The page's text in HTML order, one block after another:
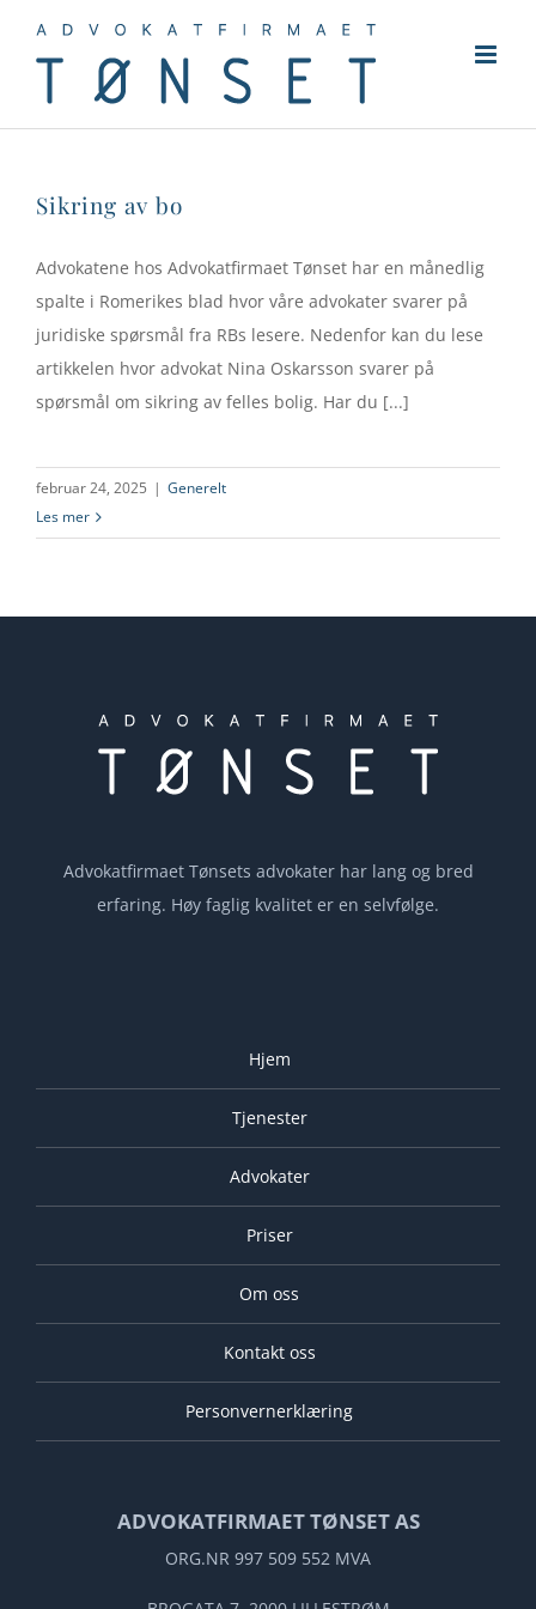
Sikring av bo
Advokatene hos Advokatfirmaet Tønset har en månedlig
spalte i Romerikes blad hvor våre advokater svarer på
juridiske spørsmål fra RBs lesere. Nedenfor kan du lese
artikkelen hvor advokat Nina Oskarsson svarer på
spørsmål om sikring av felles bolig. Har du [...]
februar 24, 2025 | Generelt
Les mer
Advokatfirmaet Tønsets advokater har lang og bred
erfaring. Høy faglig kvalitet er en selvfølge.
Hjem
Tjenester
Advokater
Priser
Om oss
Kontakt oss
Personvernerklæring
ADVOKATFIRMAET TØNSET AS
ORG.NR 997 509 552 MVA